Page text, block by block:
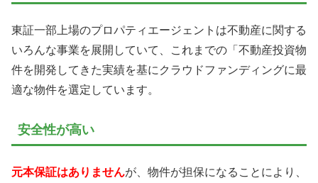
東証一部上場のプロパティエージェントは不動産に関する
いろんな事業を展開していて、これまでの「不動産投資物
件を開発してきた実績を基にクラウドファンディングに最
適な物件を選定しています。
安全性が高い
元本保証はありませんが、物件が担保になることにより、